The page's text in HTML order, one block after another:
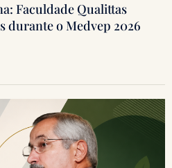
Faculdade Qualittas
durante o Medvep 2026